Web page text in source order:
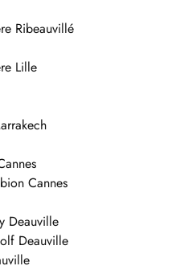
Ribeauvillé
Lille
Cannes
Deauville
Deauville